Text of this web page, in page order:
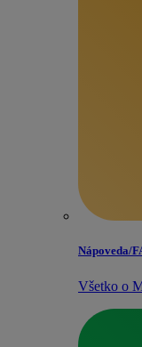
Nápoveda/​
Všetko o